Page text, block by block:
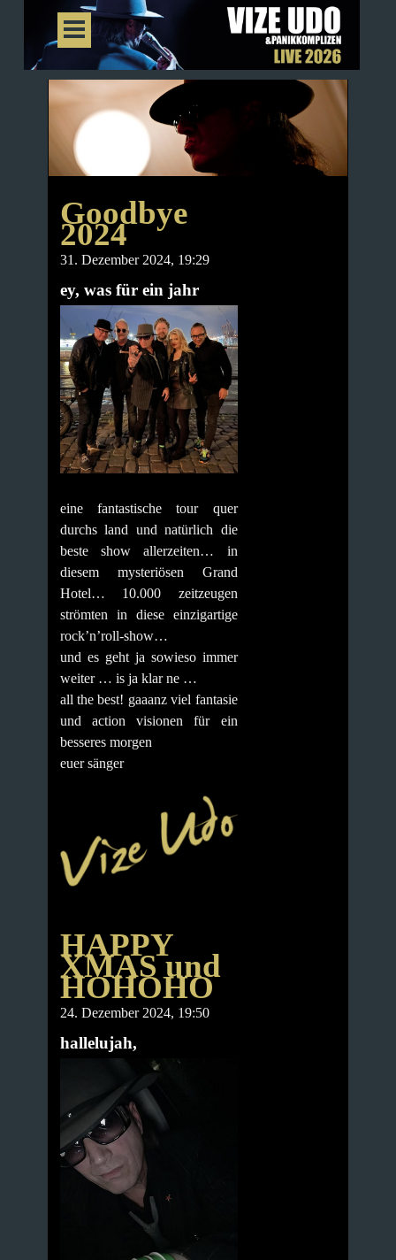
Goodbye
2024
31. Dezember 2024, 19:29
ey, was für ein jahr
eine fantastische tour quer
durchs land und natürlich die
beste show allerzeiten… in
diesem mysteriösen Grand
Hotel… 10.000 zeitzeugen
strömten in diese einzigartige
rock’n’roll-show…
und es geht ja sowieso immer
weiter … is ja klar ne …
all the best! gaaanz viel fantasie
und action visionen für ein
besseres morgen
euer sänger
HAPPY
XMAS und
HOHOHO
24. Dezember 2024, 19:50
hallelujah,